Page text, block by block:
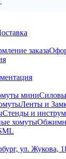
.
заказа
мини
Ленты и
Стенды и
хомуты
ул. Жукова,